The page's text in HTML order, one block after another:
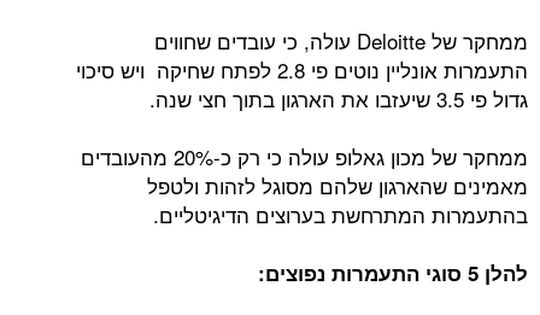
ממחקר של Deloitte עולה, כי עובדים שחווים
התעמרות אונליין נוטים פי 2.8 לפתח שחיקה ויש סיכוי
גדול פי 3.5 שיעזבו את הארגון בתוך חצי שנה.
ממחקר של מכון גאלופ עולה כי רק כ-20% מהעובדים
מאמינים שהארגון שלהם מסוגל לזהות ולטפל
בהתעמרות המתרחשת בערוצים הדיגיטליים.
להלן 5 סוגי התעמרות נפוצים: